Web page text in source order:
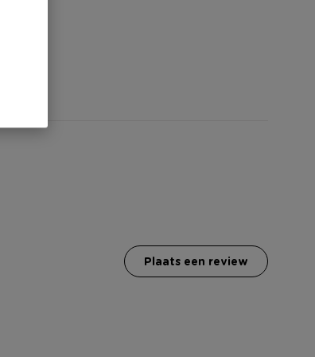
plaats een review